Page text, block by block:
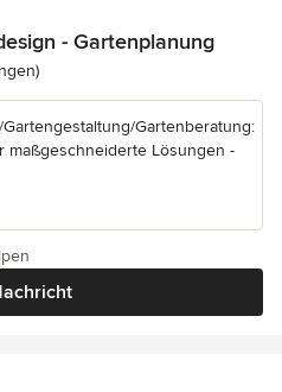
- Gartenplanung
5 von 5 Sternen
Gartenberatung:
maßgeschneiderte Lösungen -